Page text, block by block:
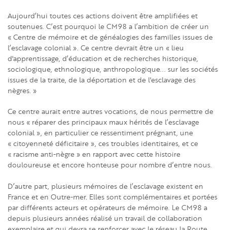
Aujourd’hui toutes ces actions doivent être amplifiées et
soutenues. C’est pourquoi le CM98 a l’ambition de créer un
« Centre de mémoire et de généalogies des familles issues de
l’esclavage colonial ». Ce centre devrait être un « lieu
d'apprentissage, d’éducation et de recherches historique,
sociologique, ethnologique, anthropologique... sur les sociétés
issues de la traite, de la déportation et de l'esclavage des
nègres. »
Ce centre aurait entre autres vocations, de nous permettre de
nous « réparer des principaux maux hérités de l’esclavage
colonial », en particulier ce ressentiment prégnant, une
« citoyenneté déficitaire », ces troubles identitaires, et ce
« racisme anti-nègre » en rapport avec cette histoire
douloureuse et encore honteuse pour nombre d’entre nous.
D’autre part, plusieurs mémoires de l’esclavage existent en
France et en Outre-mer. Elles sont complémentaires et portées
par différents acteurs et opérateurs de mémoire. Le CM98 a
depuis plusieurs années réalisé un travail de collaboration